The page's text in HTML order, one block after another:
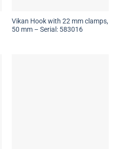
Vikan Hook with 22 mm clamps,
50 mm – Serial: 583016